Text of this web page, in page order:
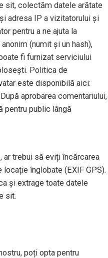
sit, colectăm datele arătate
adresa IP a vizitatorului și
pentru a ne ajuta la
(numit și un hash),
fi furnizat serviciului
Politica de
este disponibilă aici:
aprobarea comentariului,
pentru public lângă
ar trebui să eviți încărcarea
înglobate (EXIF GPS).
și extrage toate datele
sit.
poți opta pentru